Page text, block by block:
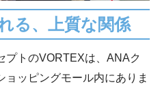
る、上質な関係
プトのVORTEXは、ANAク
ッピングモール内にありま